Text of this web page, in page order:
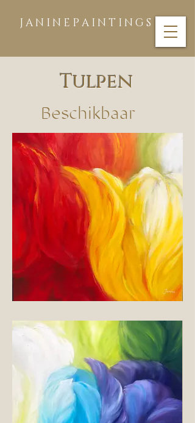
J A N I N E P A I N T I N G S
Tulpen
Beschikbaar